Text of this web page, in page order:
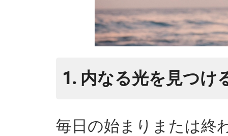
1. 内なる光を見つけ
毎日の始まりまたは終